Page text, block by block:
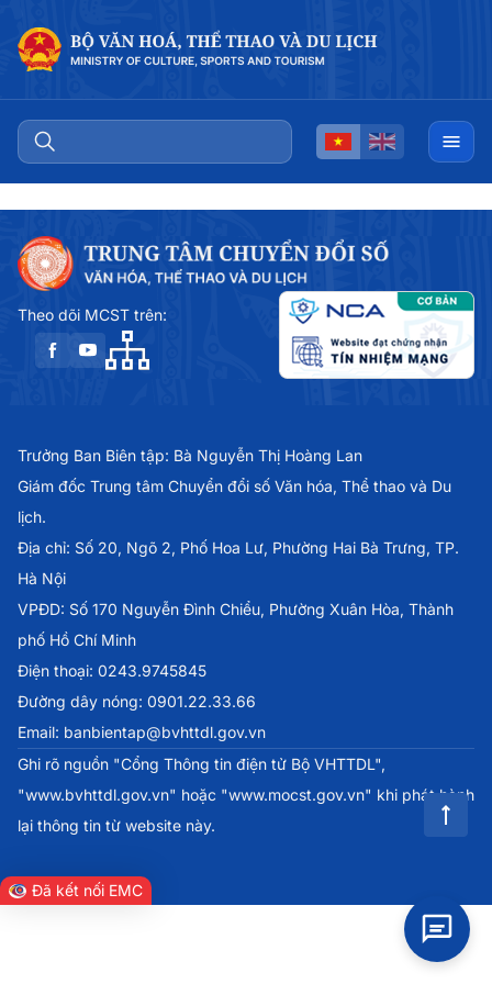
Theo dõi MCST trên:
Trưởng Ban Biên tập: Bà Nguyễn Thị Hoàng Lan
Giám đốc Trung tâm Chuyển đổi số Văn hóa, Thể thao và Du
lịch.
Địa chỉ: Số 20, Ngõ 2, Phố Hoa Lư, Phường Hai Bà Trưng, TP.
Hà Nội
VPĐD: Số 170 Nguyễn Đình Chiểu, Phường Xuân Hòa, Thành
phố Hồ Chí Minh
Điện thoại: 0243.9745845
Đường dây nóng: 0901.22.33.66
Email: banbientap@bvhttdl.gov.vn
Ghi rõ nguồn "Cổng Thông tin điện tử Bộ VHTTDL",
"www.bvhttdl.gov.vn" hoặc "www.mocst.gov.vn" khi phát hành
lại thông tin từ website này.
Đã kết nối EMC